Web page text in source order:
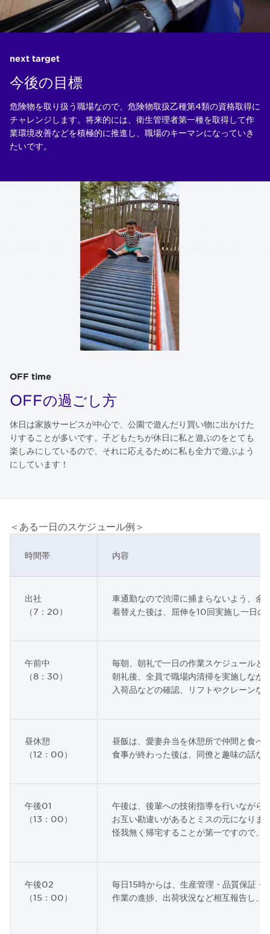
next target
今後の目標
危険物を取り扱う職場なので、危険物取扱乙種第4類の資格取得に
チャレンジします。将来的には、衛生管理者第一種を取得して作
業環境改善などを積極的に推進し、職場のキーマンになっていき
たいです。
OFF time
OFFの過ごし方
休日は家族サービスが中心で、公園で遊んだり買い物に出かけた
りすることが多いです。子どもたちが休日に私と遊ぶのをとても
楽しみにしているので、それに応えるために私も全力で遊ぶよう
にしています！
＜ある一日のスケジュール例＞
時間帯 内容
出社
（7：20）
車通勤なので渋滞に捕まらないよう、
着替えた後は、屈伸を10回実施し一日
午前中
（8：30）
毎朝、朝礼で一日の作業スケジュールと
朝礼後、全員で職場内清掃を実施しなが
入荷品などの確認、リフトやクレーン
昼休憩
（12：00）
昼飯は、愛妻弁当を休憩所で仲間と食べ
食事が終わった後は、同僚と趣味の話な
午後01
（13：00）
午後は、後輩への技術指導を行いながら
お互い勘違いがあるとミスの元になりま
怪我無く帰宅することが第一ですので、
午後02
（15：00）
毎日15時からは、生産管理・品質保証
作業の進捗、出荷状況など相互報告し、